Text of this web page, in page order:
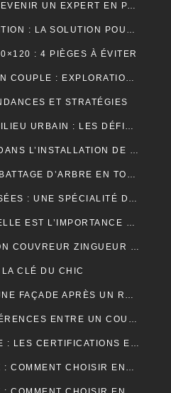
GUIDE PRATIQUE POUR DEVENIR UN EXPERT EN PARIS ET EN JEUX
MANAGEMENT DE TRANSITION : LA SOLUTION POUR RÉUSSIR LES TRANSFORMATIONS COMPLEXES EN ENTREPRISE
: 4 PIÈGES À ÉVITER
VOYAGE EN POLYNÉSIE EN COUPLE : EXPLORATION DE SES PLUS BELLES ÎLES
ET STRATÉGIES
ABATTAGE D’ARBRE EN MILIEU URBAIN : LES DÉFIS SPÉCIFIQUES
LE RÔLE DU COUVREUR DANS L’INSTALLATION DE PANNEAUX SOLAIRES
LES ÉTAPES CLÉS DE L’ABATTAGE D’ARBRE EN TOUTE SÉCURITÉ
LES TOITURES VÉGÉTALISÉES : UNE SPÉCIALITÉ DU COUVREUR
ABATTAGE D’ARBRE : QUELLE EST L’IMPORTANCE DE L’ASSURANCE ?
COMMENT CHOISIR LE BON COUVREUR ZINGUEUR POUR VOTRE PROJET ?
CLÉ DU CHIC
COMMENT ENTRETENIR UNE FAÇADE APRÈS UN RAVALEMENT PROJETÉ ?
QUELLES SONT LES DIFFÉRENCES ENTRE UN COURS DE PIANO À DOMICILE ET CHEZ UN PROFESSEUR ?
RAMONAGE DE CHEMINÉE : LES CERTIFICATIONS ET LABELS À CONNAÎTRE
RÉNOVATION DE TOITURE : COMMENT CHOISIR ENTRE LES DIFFÉRENTS TYPES D’ISOLANTS ?